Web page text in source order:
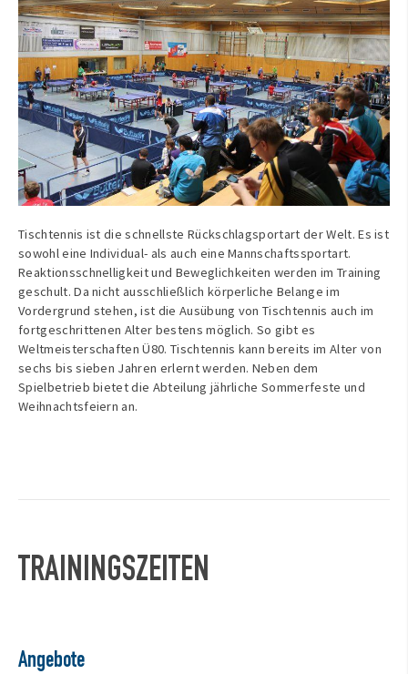
Tischtennis ist die schnellste Rückschlagsportart der Welt. Es ist
sowohl eine Individual- als auch eine Mannschaftssportart.
Reaktionsschnelligkeit und Beweglichkeiten werden im Training
geschult. Da nicht ausschließlich körperliche Belange im
Vordergrund stehen, ist die Ausübung von Tischtennis auch im
fortgeschrittenen Alter bestens möglich. So gibt es
Weltmeisterschaften Ü80. Tischtennis kann bereits im Alter von
sechs bis sieben Jahren erlernt werden. Neben dem
Spielbetrieb bietet die Abteilung jährliche Sommerfeste und
Weihnachtsfeiern an.
TRAININGSZEITEN
Angebote